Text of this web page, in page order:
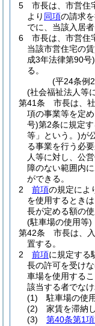
5
市長は、市営住
より 同項の請求
でに、当該入居
6
市長は、市営住
当該市営住宅の
成3年法律第90号)
る。
(平24条例
(社会福祉法人等
第41条
市長は、
項の事業等を定
号)第2条に規定
等」という。)が
る事業を行う必
人等に対し、公
障のない範囲内
ができる。
2
前項の規定によ
を使用するとき
長が定める額の
(駐車場の使用等)
第42条
市長は、
置する。
2
前項に規定する
長の許可を受けな
車場を使用するこ
該当する者でなけ
(1)
駐車場の使
(2)
家賃を滞納
(3)
第40条第1